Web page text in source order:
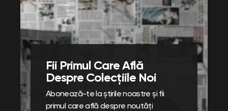
Fii Primul Care Află
Despre Colecțiile Noi
Abonează-te la știrile noastre și fii
primul care află despre noutăți